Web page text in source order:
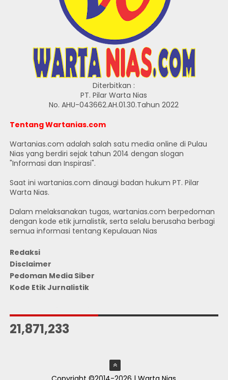
Diterbitkan :
PT. Pilar Warta Nias
No. AHU-043662.AH.01.30.Tahun 2022
Tentang Wartanias.com
Wartanias.com adalah salah satu media online di Pulau
Nias yang berdiri sejak tahun 2014 dengan slogan
"Informasi dan Inspirasi".
Saat ini wartanias.com dinaugi badan hukum PT. Pilar
Warta Nias.
Dalam melaksanakan tugas, wartanias.com berpedoman
dengan kode etik jurnalistik, serta selalu berusaha berbagi
semua informasi tentang Kepulauan Nias
Redaksi
Disclaimer
Pedoman Media Siber
Kode Etik Jurnalistik
21,871,233